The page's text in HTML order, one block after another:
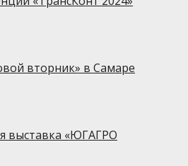
вторник» в Самаре
выставка «ЮГАГРО